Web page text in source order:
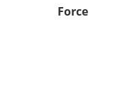
Force